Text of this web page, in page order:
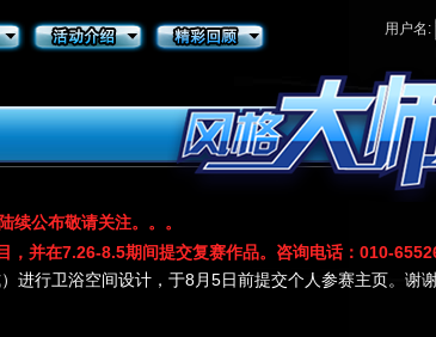
用户名:
续公布敬请关注。。。
，并在7.26-8.5期间提交复赛作品。咨询电话：010-
进行卫浴空间设计，于8月5日前提交个人参赛主页。谢